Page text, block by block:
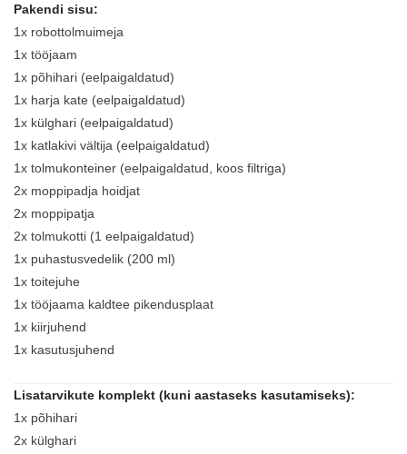
Pakendi sisu:
1x robottolmuimeja
1x tööjaam
1x põhihari (eelpaigaldatud)
1x harja kate (eelpaigaldatud)
1x külghari (eelpaigaldatud)
1x katlakivi vältija (eelpaigaldatud)
1x tolmukonteiner (eelpaigaldatud, koos filtriga)
2x moppipadja hoidjat
2x moppipatja
2x tolmukotti (1 eelpaigaldatud)
1x puhastusvedelik (200 ml)
1x toitejuhe
1x tööjaama kaldtee pikendusplaat
1x kiirjuhend
1x kasutusjuhend
Lisatarvikute komplekt (kuni aastaseks kasutamiseks):
1x põhihari
2x külghari